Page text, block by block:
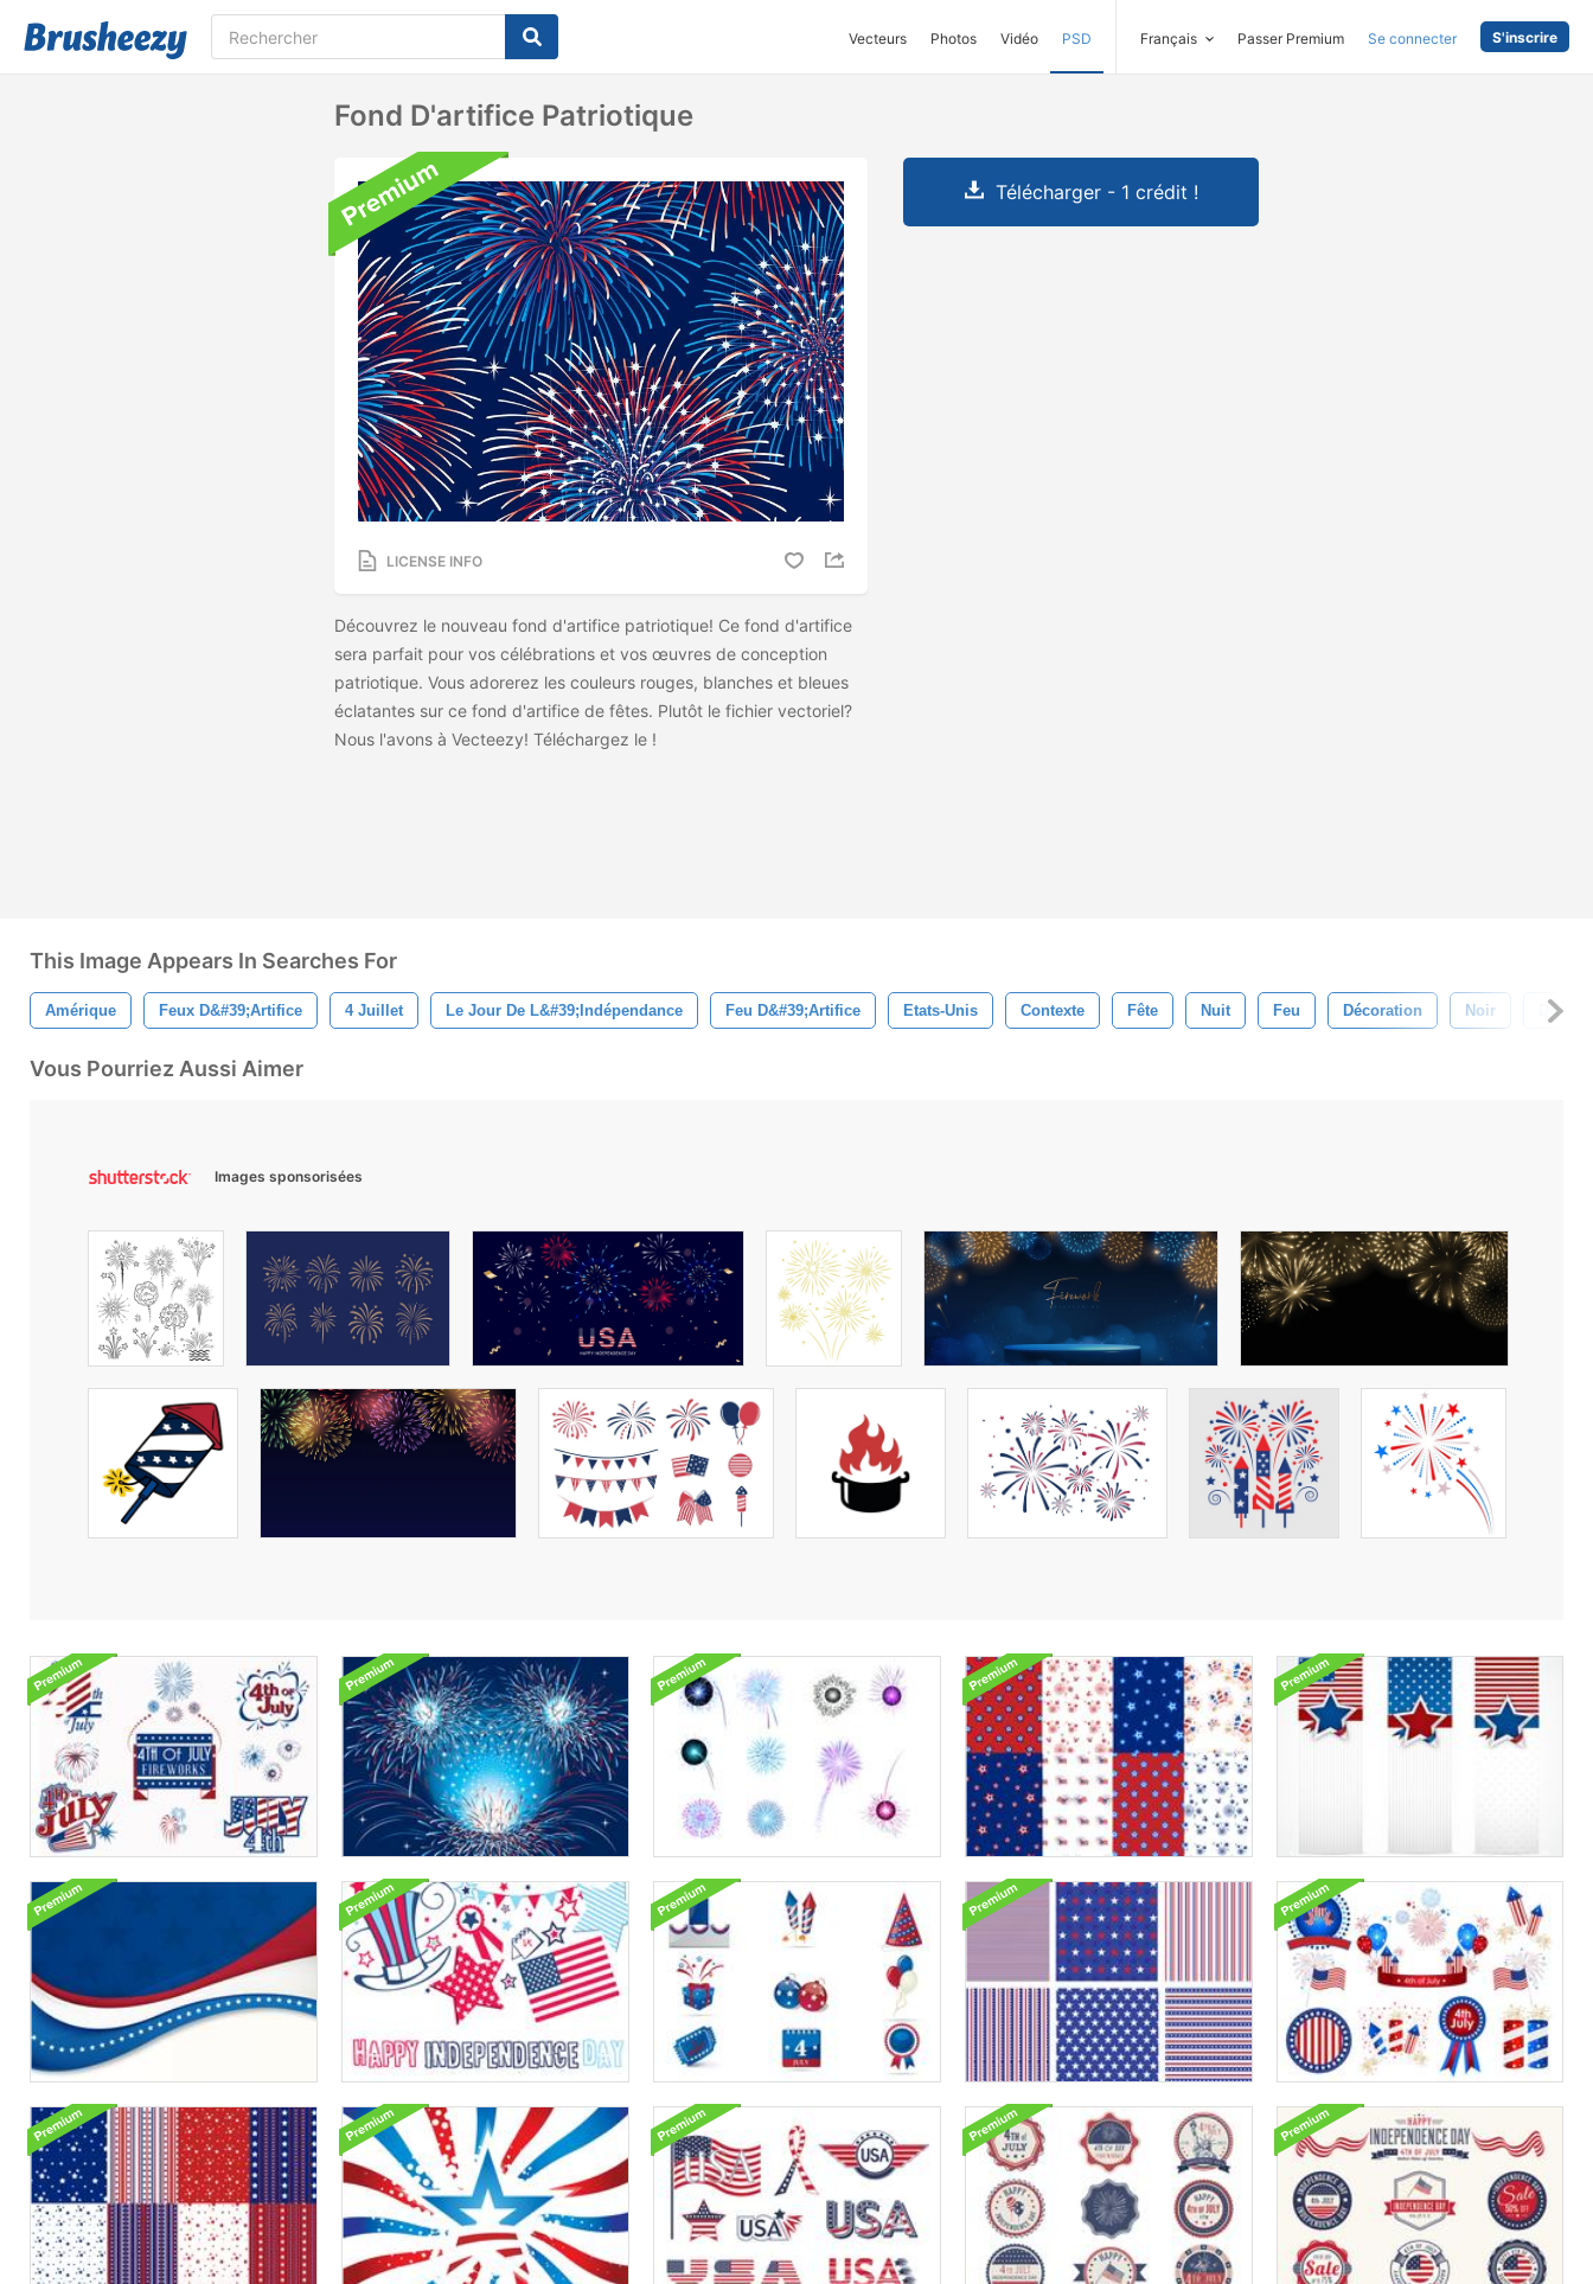
Vecteurs Photos Vidéo PSD Français Passer Premium Se connecter S'inscrire
Fond D'artifice Patriotique
LICENSE INFO
Découvrez le nouveau fond d'artifice patriotique! Ce fond d'artifice
sera parfait pour vos célébrations et vos œuvres de conception
patriotique. Vous adorerez les couleurs rouges, blanches et bleues
éclatantes sur ce fond d'artifice de fêtes. Plutôt le fichier vectoriel?
Nous l'avons à Vecteezy! Téléchargez le !
Télécharger - 1 crédit !
This Image Appears In Searches For
Amérique Feux D&#39;artifice 4 Juillet Le Jour De L&#39;indépendance Feu D&#39;artifice Etats-Unis Contexte Fête Nuit Feu Décoration Noir
Vous Pourriez Aussi Aimer
Images sponsorisées